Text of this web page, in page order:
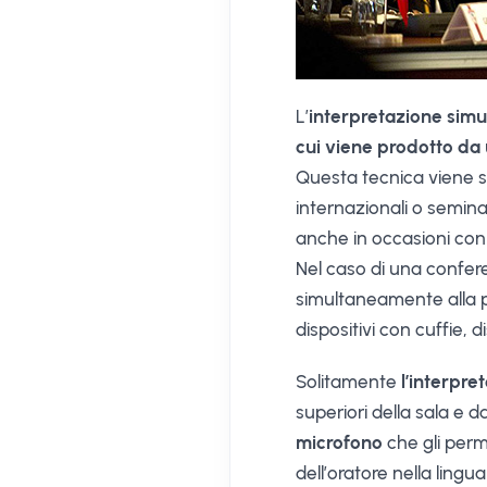
L’interpretazione
cui viene prodotto da
Questa tecnica viene
internazionali o
anche in occasioni
Nel caso di una
simultaneamente alla
dispositivi con cuffie,
Solitamente
superiori della sala e
microfono che gli
dell’oratore nella